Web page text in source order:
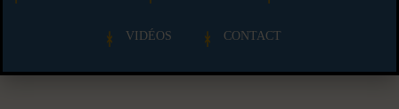
VIDÉOS CONTACT